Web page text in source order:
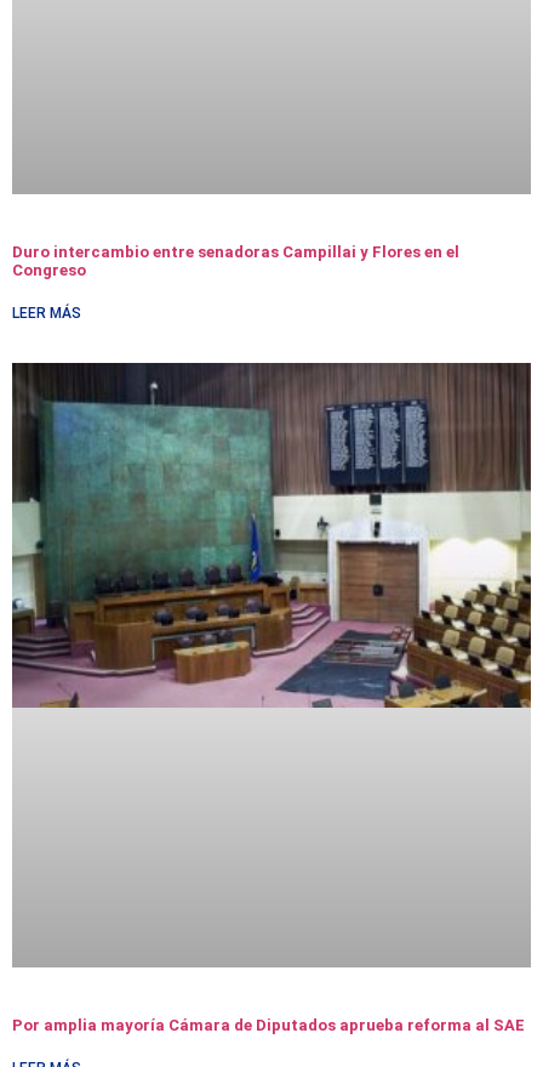
Duro intercambio entre senadoras Campillai y Flores en el
Congreso
LEER MÁS
Por amplia mayoría Cámara de Diputados aprueba reforma al SAE